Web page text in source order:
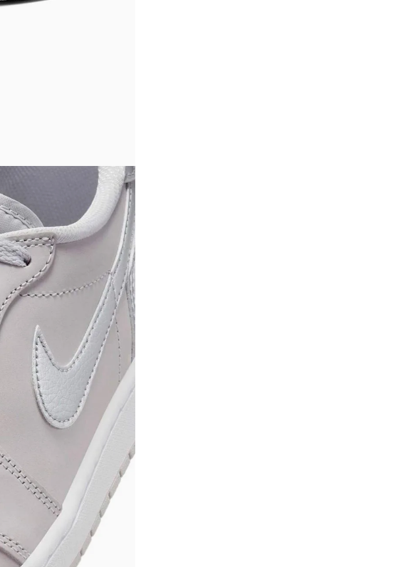
insira seu CEP
sua região